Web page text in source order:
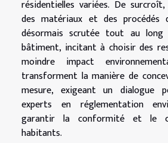
résidentielles variées. De
des matériaux et des procédés
désormais scrutée tout au
bâtiment, incitant à choisir des
moindre impact
transforment la manière de
mesure, exigeant un dialogue
experts en réglementation
garantir la conformité et le
habitants.